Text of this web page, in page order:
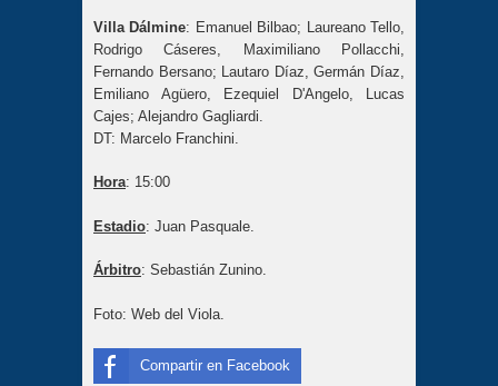
Villa Dálmine: Emanuel Bilbao; Laureano Tello,
Rodrigo Cáseres, Maximiliano Pollacchi,
Fernando Bersano; Lautaro Díaz, Germán Díaz,
Emiliano Agüero, Ezequiel D'Angelo, Lucas
Cajes; Alejandro Gagliardi.
DT: Marcelo Franchini.
Hora: 15:00
Estadio: Juan Pasquale.
Árbitro: Sebastián Zunino.
Foto: Web del Viola.
Compartir en Facebook